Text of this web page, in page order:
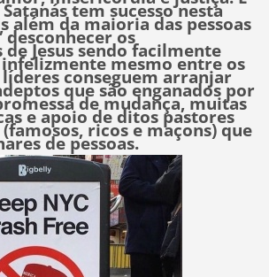
tem sucesso nesta
além da maioria das pessoas
desconhecer os
Jesus sendo facilmente
infelizmentemesmo entre os
conseguem arranjar
que são enganados por
de mudança, muitas
e apoio de ditos pastores
ricos e maçons) que
de pessoas.